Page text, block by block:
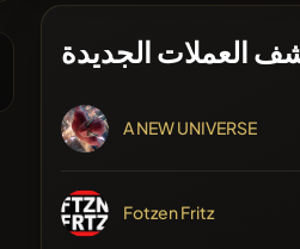
العملات الجديدة
A NEW UNIVERSE
Fotzen Fritz